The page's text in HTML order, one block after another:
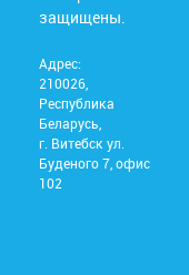
защищены.
Адрес:
210026,
Республика
Беларусь,
г. Витебск ул.
Буденого 7, офис
102